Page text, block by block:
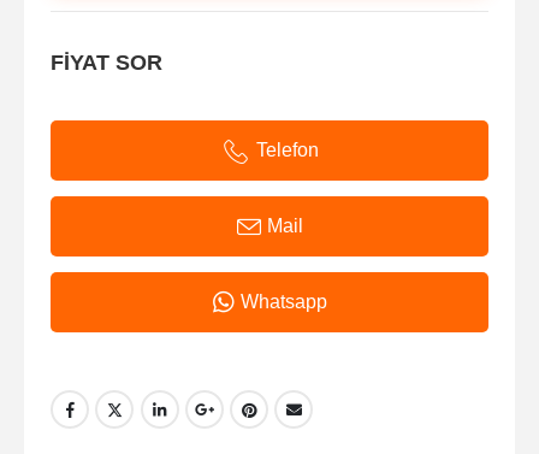
FİYAT SOR
Telefon
Mail
Whatsapp